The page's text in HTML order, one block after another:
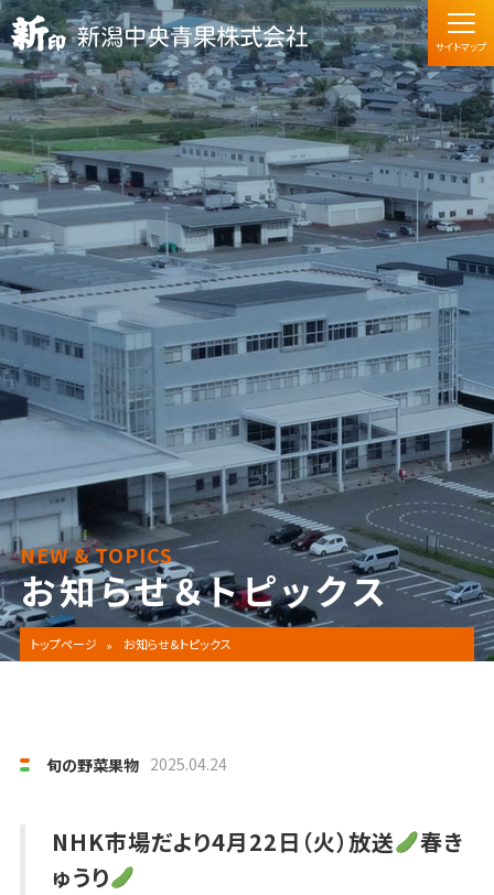
NEW & TOPICS
お知らせ＆トピックス
トップページ お知らせ&トピックス
旬の野菜果物 2025.04.24
NHK市場だより4月22日（火）放送
春き
ゅうり